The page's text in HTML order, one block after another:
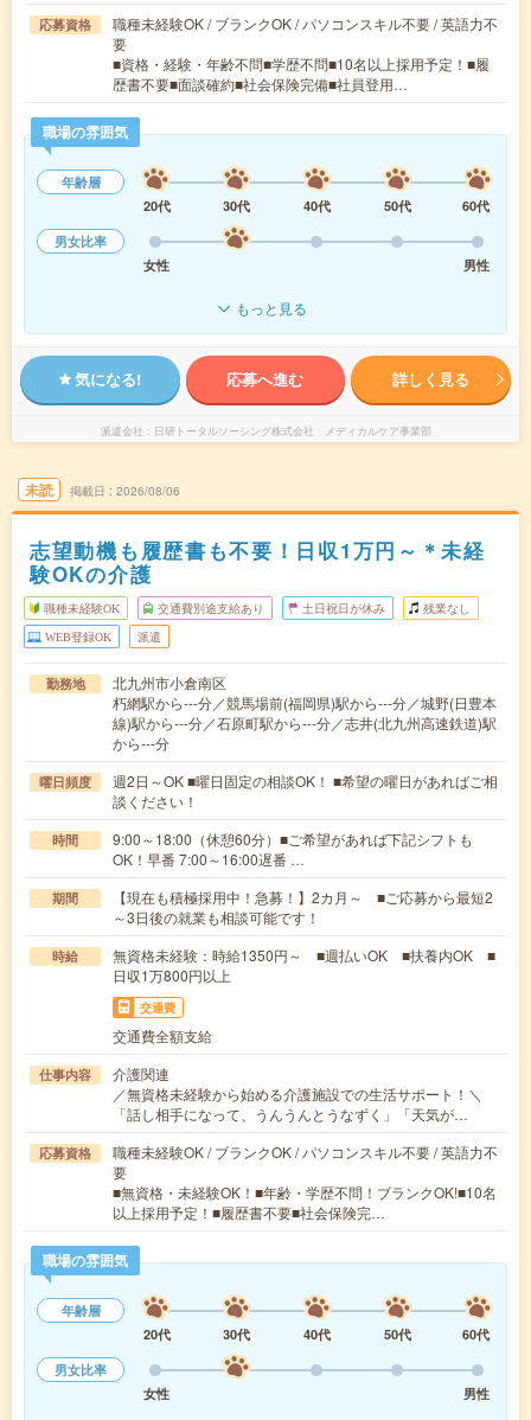
応募資格
職種未経験OK / ブランクOK / パソコンスキル不要 / 英語力不
要
■資格・経験・年齢不問■学歴不問■10名以上採用予定！■履
歴書不要■面談確約■社会保険完備■社員登用…
職場の雰囲気
年齢層
20代
30代 40代 50代
60代
男女比率
女性
男性
もっと見る
気になる! 応募へ進む 詳しく見る
派遣会社 日研トータルソーシング株式会社 メディカルケア事業部
未読 掲載日 2026/08/06
志望動機も履歴書も不要！日収1万円～＊未経
験OKの介護
職種未経験OK 交通費別途支給あり 土日祝日が休み 残業なし
WEB登録OK 派遣
勤務地
北九州市小倉南区
朽網駅から---分／競馬場前(福岡県)駅から---分／城野(日豊本
線)駅から---分／石原町駅から---分／志井(北九州高速鉄道)駅
から---分
曜日頻度
週2日～OK ■曜日固定の相談OK！ ■希望の曜日があればご相
談ください！
時間
9:00～18:00（休憩60分）■ご希望があれば下記シフトも
OK！早番 7:00～16:00遅番 …
期間
【現在も積極採用中！急募！】2カ月～ ■ご応募から最短2
～3日後の就業も相談可能です！
時給
無資格未経験：時給1350円～ ■週払いOK ■扶養内OK ■
日収1万800円以上
交通費
交通費全額支給
仕事内容
介護関連
／無資格未経験から始める介護施設での生活サポート！＼
「話し相手になって、うんうんとうなずく」「天気が…
応募資格
職種未経験OK / ブランクOK / パソコンスキル不要 / 英語力不
要
■無資格・未経験OK！■年齢・学歴不問！ブランクOK!■10名
以上採用予定！■履歴書不要■社会保険完…
職場の雰囲気
年齢層
20代
30代 40代 50代
60代
男女比率
女性
男性